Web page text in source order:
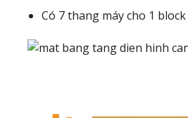
Có 7 thang máy cho 1